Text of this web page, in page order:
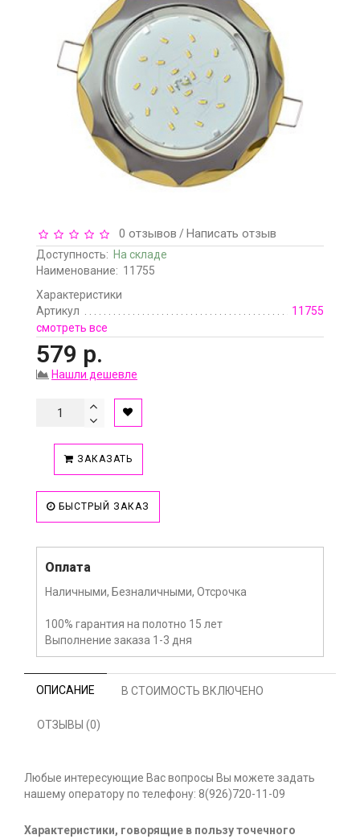
0 отзывов /Написать отзыв
Доступность: На складе
Наименование: 11755
Характеристики
Артикул
11755
смотреть все
579 р.
Нашли дешевле
ЗАКАЗАТЬ
БЫСТРЫЙ ЗАКАЗ
Оплата
Наличными, Безналичными, Отсрочка
100% гарантия на полотно 15 лет
Выполнение заказа 1-3 дня
ОПИСАНИЕ В СТОИМОСТЬ ВКЛЮЧЕНО
ОТЗЫВЫ (0)
Любые интересующие Вас вопросы Вы можете задать
нашему оператору по телефону: 8(926)720-11-09
Характеристики, говорящие в пользу точечного